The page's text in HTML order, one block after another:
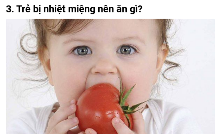
3. Trẻ bị nhiệt miệng nên ăn gì?